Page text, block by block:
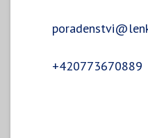
+420773670889